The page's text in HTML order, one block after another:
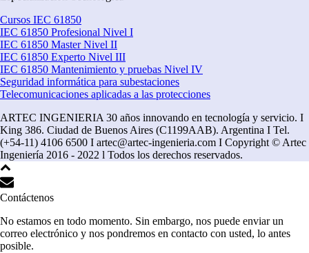
Cursos IEC 61850
IEC 61850 Profesional Nivel I
IEC 61850 Master Nivel II
IEC 61850 Experto Nivel III
IEC 61850 Mantenimiento y pruebas Nivel IV
Seguridad informática para subestaciones
Telecomunicaciones aplicadas a las protecciones
ARTEC INGENIERIA 30 años innovando en tecnología y servicio. I
King 386. Ciudad de Buenos Aires (C1199AAB). Argentina I Tel.
(+54-11) 4106 6500 I artec@artec-ingenieria.com I Copyright © Artec
Ingeniería 2016 - 2022 l Todos los derechos reservados.
Contáctenos
No estamos en todo momento. Sin embargo, nos puede enviar un
correo electrónico y nos pondremos en contacto con usted, lo antes
posible.